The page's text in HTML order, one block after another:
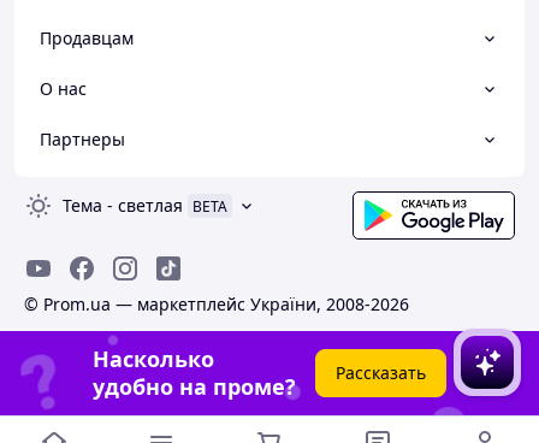
Продавцам
О нас
Партнеры
Тема - светлая BETA
© Prom.ua — маркетплейс України, 2008-2026
Насколько
удобно на проме?
Рассказать